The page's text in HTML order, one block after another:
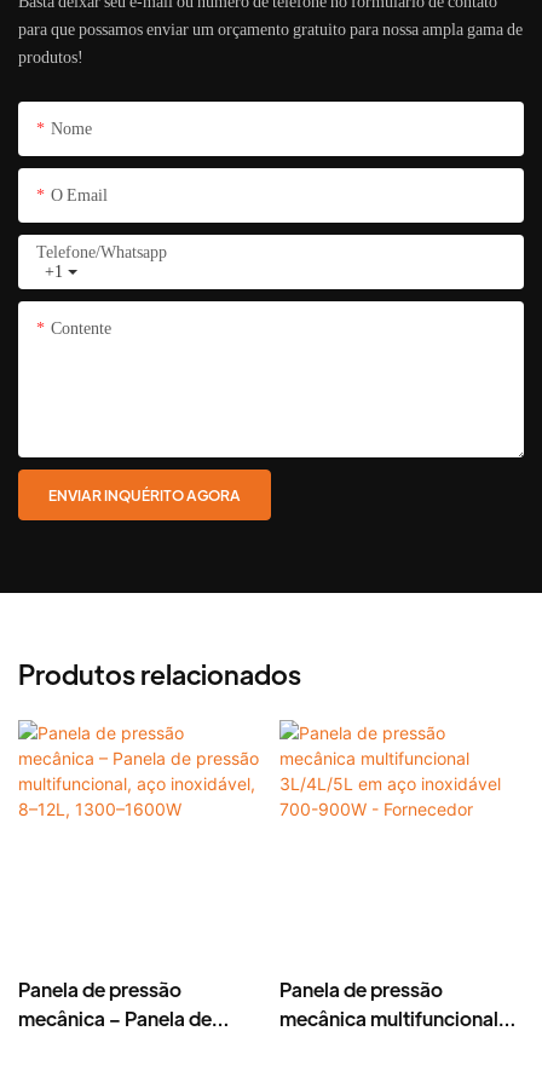
para que possamos enviar um orçamento gratuito para nossa ampla gama de
produtos!
Nome
O Email
+1
Telefone/whatsapp
Contente
ENVIAR INQUÉRITO AGORA
Produtos relacionados
Panela de pressão
mecânica – Panela de
Panela de pressão
mecânica multifuncional